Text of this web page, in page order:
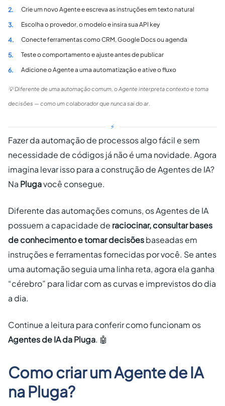
2. Crie um novo Agente e escreva as instruções em texto natural
3. Escolha o provedor, o modelo e insira sua API key
4. Conecte ferramentas como CRM, Google Docs ou agenda
5. Teste o comportamento e ajuste antes de publicar
6. Adicione o Agente a uma automatização e ative o fluxo
💡 Diferente de uma automação comum, o Agente interpreta contexto e toma
decisões — como um colaborador que nunca sai do ar.
⚡
Fazer da automação de processos algo fácil e sem
necessidade de códigos já não é uma novidade. Agora
imagina levar isso para a construção de Agentes de IA?
Na Plugavocê consegue.
Diferente das automações comuns, os Agentes de IA
possuem a capacidade de raciocinar, consultar bases
de conhecimento e tomar decisõesbaseadas em
instruções e ferramentas fornecidas por você. Se antes
uma automação seguia uma linha reta, agora ela ganha
“cérebro” para lidar com as curvas e imprevistos do dia
a dia.
Continue a leitura para conferir como funcionam os
Agentes de IA da Pluga. 🤖
Como criar um Agente de IA
na Pluga?